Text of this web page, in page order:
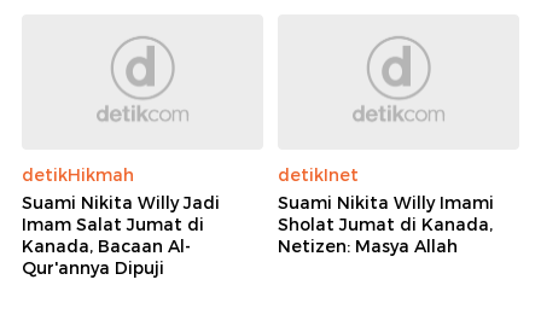
detikHikmah
Suami Nikita Willy Jadi
Imam Salat Jumat di
Kanada, Bacaan Al-
Qur'annya Dipuji
detikInet
Suami Nikita Willy Imami
Sholat Jumat di Kanada,
Netizen: Masya Allah